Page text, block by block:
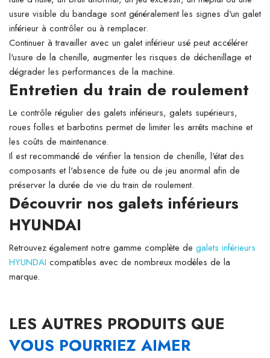
usure visible du bandage sont généralement les signes d'un galet
inférieur à contrôler ou à remplacer.
Continuer à travailler avec un galet inférieur usé peut accélérer
l'usure de la chenille, augmenter les risques de déchenillage et
dégrader les performances de la machine.
Entretien du train de roulement
Le contrôle régulier des galets inférieurs, galets supérieurs,
roues folles et barbotins permet de limiter les arrêts machine et
les coûts de maintenance.
Il est recommandé de vérifier la tension de chenille, l'état des
composants et l'absence de fuite ou de jeu anormal afin de
préserver la durée de vie du train de roulement.
Découvrir nos galets inférieurs
HYUNDAI
Retrouvez également notre gamme complète de galets inférieurs
HYUNDAI compatibles avec de nombreux modèles de la
marque.
LES AUTRES PRODUITS QUE
VOUS POURRIEZ AIMER